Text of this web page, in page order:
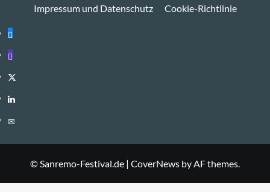
Impressum und Datenschutz
Cookie-Richtlinie
Bluesky
Mastodon
Twitter
LinkedIn
E-
© Sanremo-Festival.de | CoverNews by AF themes.